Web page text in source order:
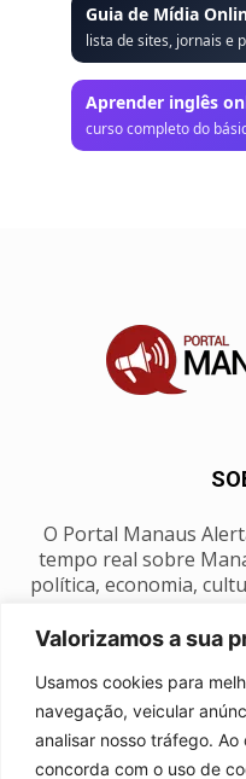
Valorizamos a sua
Usamos cookies para
navegação, veicular
analisar nosso tráfego. Ao
concorda com o uso de
Guia de Mídia
lista de sites, jornais e
Aprender inglês
curso completo do
O Portal Manaus
tempo real sobre
política, economia,